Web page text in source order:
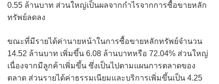
0.55 ล้านบาท ส่วนใหญ่เป็นผลจากกำไรจากการซื้อขายหลัก
ทรัพย์ลดลง
ขณะที่มีรายได้ค่านายหน้าในการซื้อขายหลักทรัพย์จำนวน
14.52 ล้านบาท เพิ่มขึ้น 6.08 ล้านบาทหรือ 72.04% ส่วนใหญ่
เนื่องจากมีลูกค้าเพิ่มขึ้น ซึ่งเป็นไปตามแผนการตลาดของ
ตลาด ส่วนรายได้ค่าธรรมเนียมและบริการเพิ่มขึ้นเป็น 4.25